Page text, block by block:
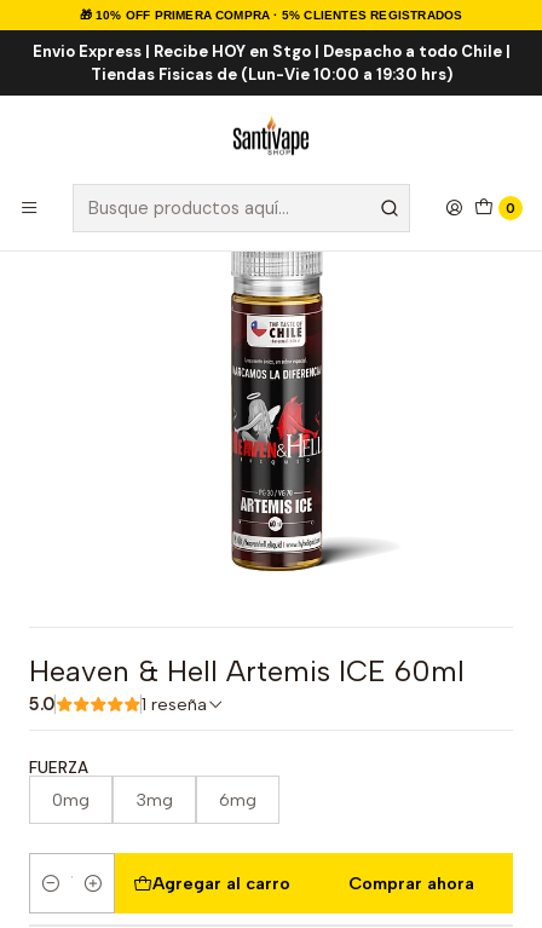
🎁 10% OFF PRIMERA COMPRA · 5% CLIENTES REGISTRADOS
Envio Express | Recibe HOY en Stgo | Despacho a todo Chile |
Tiendas Fisicas de (Lun-Vie 10:00 a 19:30 hrs)
0
Inicio E-LIQUID NACIONALES
Heaven & Hell Artemis ICE 60ml
Heaven & Hell Artemis ICE 60ml
5.0 1 reseña
FUERZA
0mg 3mg 6mg
Cantidad
Agregar al carro Comprar ahora